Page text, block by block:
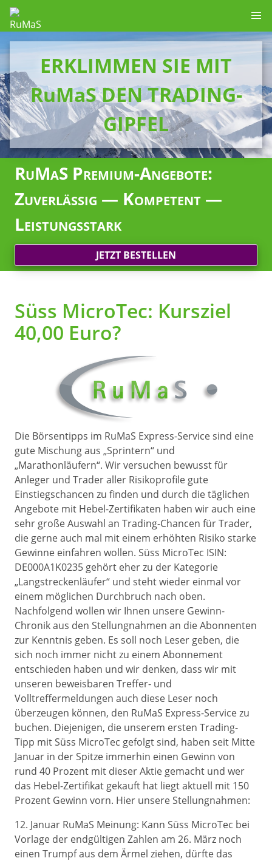
ERKLIMMEN SIE MIT
RuMaS DEN TRADING-
GIPFEL
RuMaS Premium-Angebote:
Zuverlässig — Kompetent —
Leistungsstark
JETZT BESTELLEN
Süss MicroTec: Kursziel
40,00 Euro?
Die Börsentipps im RuMaS Express-Service sind eine
gute Mischung aus „Sprintern“ und
„Marathonläufern“. Wir versuchen bewusst für
Anleger und Trader aller Risikoprofile gute
Einstiegschancen zu finden und durch die täglichen
Angebote mit Hebel-Zertifikaten haben wir auch eine
sehr große Auswahl an Trading-Chancen für Trader,
die gerne auch mal mit einem erhöhten Risiko starke
Gewinne einfahren wollen. Süss MicroTec ISIN:
DE000A1K0235 gehört eher zu der Kategorie
„Langstreckenläufer“ und steht wieder einmal vor
einem möglichen Durchbruch nach oben.
Nachfolgend wollen wir Ihnen unsere Gewinn-
Chronik aus den Stellungnahmen an die Abonnenten
zur Kenntnis geben. Es soll noch Leser geben, die
sich noch immer nicht zu einem Abonnement
entschieden haben und wir denken, dass wir mit
unseren beweisbaren Treffer- und
Volltreffermeldungen auch diese Leser noch
überzeugen können, den RuMaS Express-Service zu
buchen. Diejenigen, die unserem ersten Trading-
Tipp mit Süss MicroTec gefolgt sind, haben seit Mitte
Januar in der Spitze immerhin einen Gewinn von
rund 40 Prozent mit dieser Aktie gemacht und wer
das Hebel-Zertifikat gekauft hat liegt aktuell mit 150
Prozent Gewinn vorn. Hier unsere Stellungnahmen:
12. Januar RuMaS Meinung: Kann Süss MicroTec bei
Vorlage der endgültigen Zahlen am 26. März noch
einen Trumpf aus dem Ärmel ziehen, dürfte das